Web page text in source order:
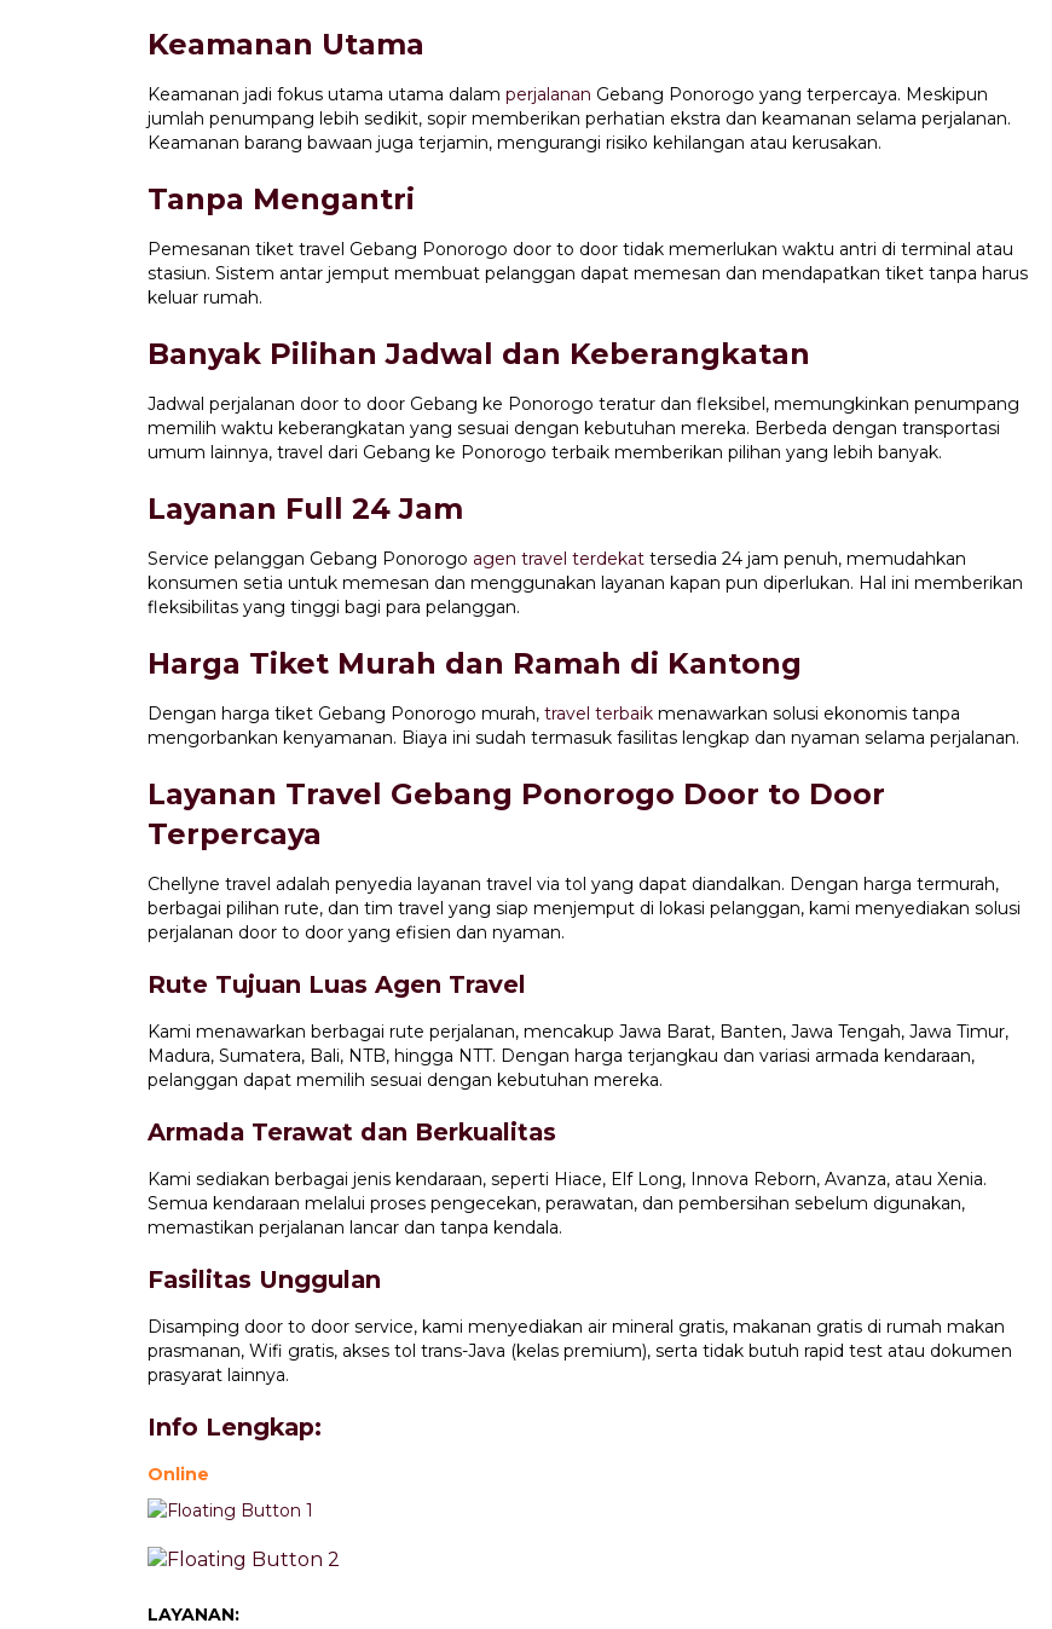
Keamanan Utama
Keamanan jadi fokus utama utama dalam perjalanan Gebang Ponorogo yang terpercaya. Meskipun
jumlah penumpang lebih sedikit, sopir memberikan perhatian ekstra dan keamanan selama perjalanan.
Keamanan barang bawaan juga terjamin, mengurangi risiko kehilangan atau kerusakan.
Tanpa Mengantri
Pemesanan tiket travel Gebang Ponorogo door to door tidak memerlukan waktu antri di terminal atau
stasiun. Sistem antar jemput membuat pelanggan dapat memesan dan mendapatkan tiket tanpa harus
keluar rumah.
Banyak Pilihan Jadwal dan Keberangkatan
Jadwal perjalanan door to door Gebang ke Ponorogo teratur dan fleksibel, memungkinkan penumpang
memilih waktu keberangkatan yang sesuai dengan kebutuhan mereka. Berbeda dengan transportasi
umum lainnya, travel dari Gebang ke Ponorogo terbaik memberikan pilihan yang lebih banyak.
Layanan Full 24 Jam
Service pelanggan Gebang Ponorogo agen travel terdekat tersedia 24 jam penuh, memudahkan
konsumen setia untuk memesan dan menggunakan layanan kapan pun diperlukan. Hal ini memberikan
fleksibilitas yang tinggi bagi para pelanggan.
Harga Tiket Murah dan Ramah di Kantong
Dengan harga tiket Gebang Ponorogo murah, travel terbaik menawarkan solusi ekonomis tanpa
mengorbankan kenyamanan. Biaya ini sudah termasuk fasilitas lengkap dan nyaman selama perjalanan.
Layanan Travel Gebang Ponorogo Door to Door
Terpercaya
Chellyne travel adalah penyedia layanan travel via tol yang dapat diandalkan. Dengan harga termurah,
berbagai pilihan rute, dan tim travel yang siap menjemput di lokasi pelanggan, kami menyediakan solusi
perjalanan door to door yang efisien dan nyaman.
Rute Tujuan Luas Agen Travel
Kami menawarkan berbagai rute perjalanan, mencakup Jawa Barat, Banten, Jawa Tengah, Jawa Timur,
Madura, Sumatera, Bali, NTB, hingga NTT. Dengan harga terjangkau dan variasi armada kendaraan,
pelanggan dapat memilih sesuai dengan kebutuhan mereka.
Armada Terawat dan Berkualitas
Kami sediakan berbagai jenis kendaraan, seperti Hiace, Elf Long, Innova Reborn, Avanza, atau Xenia.
Semua kendaraan melalui proses pengecekan, perawatan, dan pembersihan sebelum digunakan,
memastikan perjalanan lancar dan tanpa kendala.
Fasilitas Unggulan
Disamping door to door service, kami menyediakan air mineral gratis, makanan gratis di rumah makan
prasmanan, Wifi gratis, akses tol trans-Java (kelas premium), serta tidak butuh rapid test atau dokumen
prasyarat lainnya.
Info Lengkap:
Online
LAYANAN: